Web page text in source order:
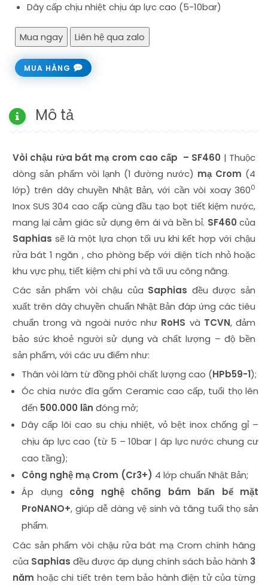
Dây cấp chịu nhiệt chịu áp lực cao (5-10bar)
Mua ngay Liên hệ qua zalo
MUA HÀNG
Mô tả
Vòi chậu rửa bát mạ crom cao cấp – SF460 | Thuộc
dòng sản phẩm vòi lạnh (1 đường nước) mạ Crom (4
lớp) trên dây chuyền Nhật Bản, với cần vòi xoay 3600
Inox SUS 304 cao cấp cùng đầu tạo bọt tiết kiệm nước,
mang lại cảm giác sử dụng êm ái và bền bỉ. SF460 của
Saphias sẽ là một lựa chọn tối ưu khi kết hợp với chậu
rửa bát 1 ngăn , cho phòng bếp với diện tích nhỏ hoặc
khu vực phụ, tiết kiệm chi phí và tối ưu công năng.
Các sản phẩm vòi chậu của Saphias đều được sản
xuất trên dây chuyền chuẩn Nhật Bản đáp ứng các tiêu
chuẩn trong và ngoài nước như RoHS và TCVN, đảm
bảo sức khoẻ người sử dụng và chất lượng – độ bền
sản phẩm, với các ưu điểm như:
Thân vòi làm từ đồng phôi chất lượng cao (HPb59-1);
Óc chia nước đĩa gốm Ceramic cao cấp, tuổi thọ lên
đến 500.000 lần đóng mở;
Dây cấp lõi cao su chịu nhiệt, vỏ bệt inox chống gỉ –
chịu áp lực cao (từ 5 – 10bar | áp lực nước chung cư
cao tầng);
Công nghệ mạ Crom (Cr3+) 4 lớp chuẩn Nhật Bản;
Áp dụng công nghệ chống bám bẩn bể mặt
ProNANO+, giúp dễ dàng vệ sinh và tăng tuổi thọ sản
phẩm.
Các sản phẩm vòi chậu rửa bát mạ Crom chính hãng
của Saphias đều được áp dụng chính sách bảo hành 3
năm hoặc chi tiết trên tem bảo hành điện tửcủa từng